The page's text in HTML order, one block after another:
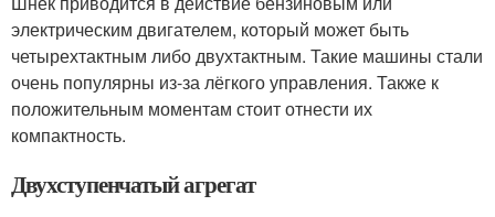
электрическим двигателем, который может быть
четырехтактным либо двухтактным. Такие машины стали
очень популярны из-за лёгкого управления. Также к
положительным моментам стоит отнести их
компактность.
Двухступенчатый агрегат